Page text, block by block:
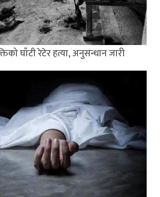
घाँटी रेटेर हत्या, अनुसन्धान जारी